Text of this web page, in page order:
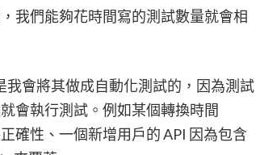
我們能夠花時間寫的測試數量就會相
我會將其做成自動化測試的，因為測試
會執行測試。例如某個轉換時間
確性、一個新增用戶的 API 因為包含